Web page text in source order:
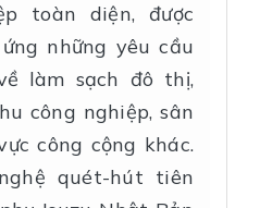
toàn diện, được
những yêu cầu
làm sạch đô thị,
công nghiệp, sân
công cộng khác.
quét-hút tiên